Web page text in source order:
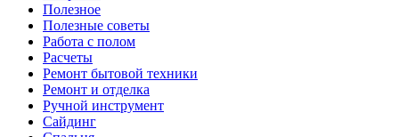
Полезное
Полезные советы
Работа с полом
Расчеты
Ремонт бытовой техники
Ремонт и отделка
Ручной инструмент
Сайдинг